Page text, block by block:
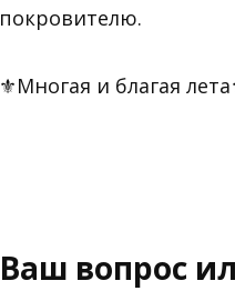
покровителю.
⚜Многая и благая
Ваш вопрос